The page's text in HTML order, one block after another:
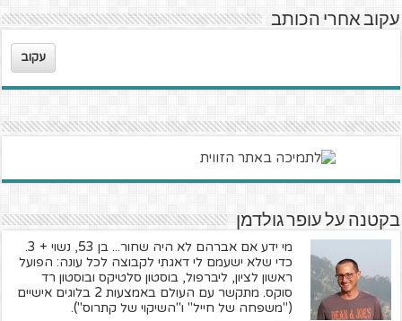
עקוב אחרי הכותב
עקוב
בקטנה על עופר גולדמן
מי ידע אם אברהם לא היה שחור... בן 53, נשוי + 3.
כדי שלא ישעמם לי דאגתי לקבוצה לכל עונה: הפועל
ראשון לציון, ליברפול, בוסטון סלטיקס ובוסטון רד
סוקס. מתקשר עם העולם באמצעות 2 בלוגים אישיים
("משפחה של חייל" ו"השיקוי של קתרוס").